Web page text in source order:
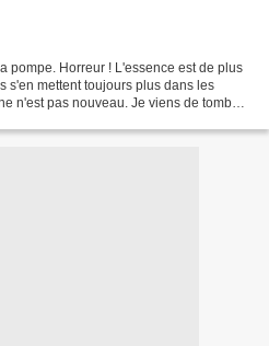
pompe. Horreur ! L'essence est de plus
s'en mettent toujours plus dans les
n'est pas nouveau. Je viens de tomber